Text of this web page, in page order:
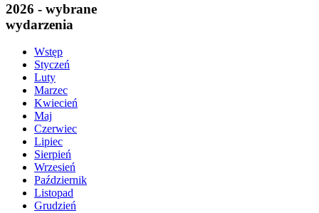
2026 - wybrane
wydarzenia
Wstęp
Styczeń
Luty
Marzec
Kwiecień
Maj
Czerwiec
Lipiec
Sierpień
Wrzesień
Październik
Listopad
Grudzień